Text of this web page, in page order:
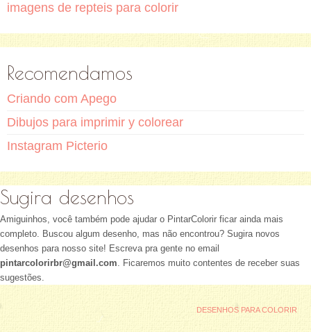
imagens de repteis para colorir
Recomendamos
Criando com Apego
Dibujos para imprimir y colorear
Instagram Picterio
Sugira desenhos
Amiguinhos, você também pode ajudar o PintarColorir ficar ainda mais
completo. Buscou algum desenho, mas não encontrou? Sugira novos
desenhos para nosso site! Escreva pra gente no email
pintarcolorirbr@gmail.com. Ficaremos muito contentes de receber suas
sugestões.
DESENHOS PARA COLORIR